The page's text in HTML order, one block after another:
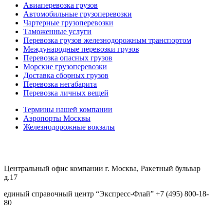
Авиаперевозка грузов
Автомобильные грузоперевозки
Чартерные грузоперевозки
Таможенные услуги
Перевозка грузов железнодорожным транспортом
Международные перевозки грузов
Перевозка опасных грузов
Морские грузоперевозки
Доставка сборных грузов
Перевозка негабарита
Перевозка личных вещей
Термины нашей компании
Аэропорты Москвы
Железнодорожные вокзалы
Центральный офис компании г. Москва, Ракетный бульвар
д.17
единый справочный центр “Экспресс-Флай” +7 (495) 800-18-
80